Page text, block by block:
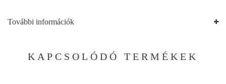
További információk
KAPCSOLÓDÓ TERMÉKEK